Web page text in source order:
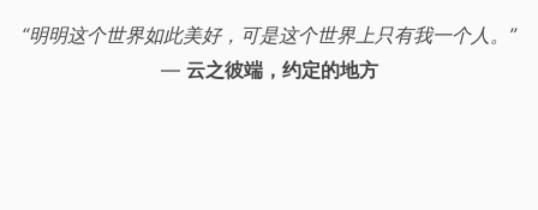
“明明这个世界如此美好，可是这个世界上只有我一个人。”
— 云之彼端，约定的地方